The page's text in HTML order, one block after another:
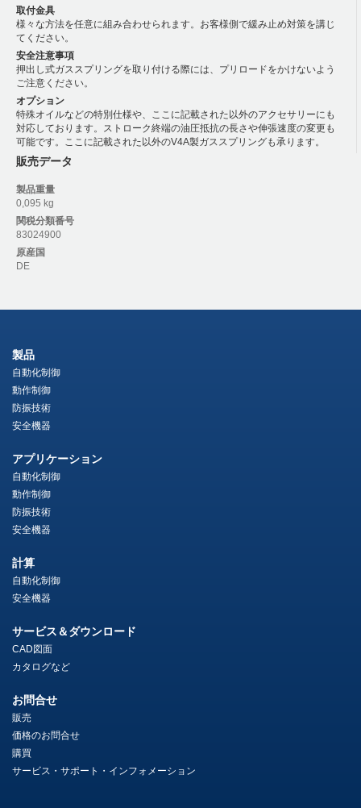
取付金具
様々な方法を任意に組み合わせられます。お客様側で緩み止め対策を講じ
てください。
安全注意事項
押出し式ガススプリングを取り付ける際には、プリロードをかけないよう
ご注意ください。
オプション
特殊オイルなどの特別仕様や、ここに記載された以外のアクセサリーにも
対応しております。ストローク終端の油圧抵抗の長さや伸張速度の変更も
可能です。ここに記載された以外のV4A製ガススプリングも承ります。
販売データ
製品重量
0,095 kg
関税分類番号
83024900
原産国
DE
製品
自動化制御
動作制御
防振技術
安全機器
アプリケーション
自動化制御
動作制御
防振技術
安全機器
計算
自動化制御
安全機器
サービス＆ダウンロード
CAD図面
カタログなど
お問合せ
販売
価格のお問合せ
購買
サービス・サポート・インフォメーション